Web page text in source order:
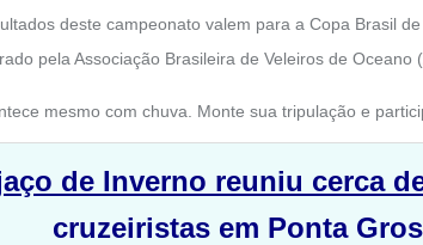
deste campeonato valem para a Copa Brasil de
pela Associação Brasileira de Veleiros de Oceano
mesmo com chuva. Monte sua tripulação e
de Inverno reuniu cerca
cruzeiristas em Ponta